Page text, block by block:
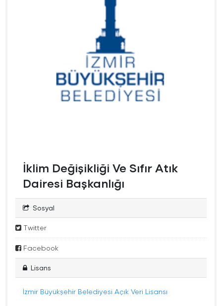
İklim Değişikliği Ve Sıfır Atık
Dairesi Başkanlığı
Sosyal
Twitter
Facebook
Lisans
İzmir Büyükşehir Belediyesi Açık Veri Lisansı